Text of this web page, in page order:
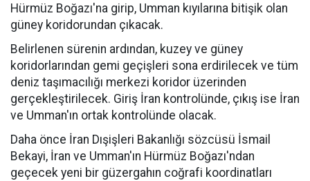
Hürmüz Boğazı'na girip, Umman kıyılarına bitişik olan
güney koridorundan çıkacak.
Belirlenen sürenin ardından, kuzey ve güney
koridorlarından gemi geçişleri sona erdirilecek ve tüm
deniz taşımacılığı merkezi koridor üzerinden
gerçekleştirilecek. Giriş İran kontrolünde, çıkış ise İran
ve Umman'ın ortak kontrolünde olacak.
Daha önce İran Dışişleri Bakanlığı sözcüsü İsmail
Bekayi, İran ve Umman'ın Hürmüz Boğazı'ndan
geçecek yeni bir güzergahın coğrafi koordinatları